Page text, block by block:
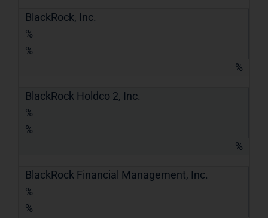
BlackRock, Inc.
%
%
%
BlackRock Holdco 2, Inc.
%
%
%
BlackRock Financial Management, Inc.
%
%